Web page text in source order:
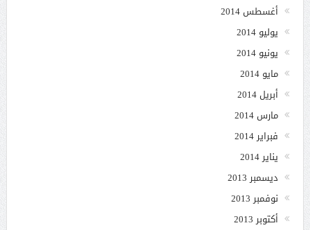
أغسطس 2014
يوليو 2014
يونيو 2014
مايو 2014
أبريل 2014
مارس 2014
فبراير 2014
يناير 2014
ديسمبر 2013
نوفمبر 2013
أكتوبر 2013